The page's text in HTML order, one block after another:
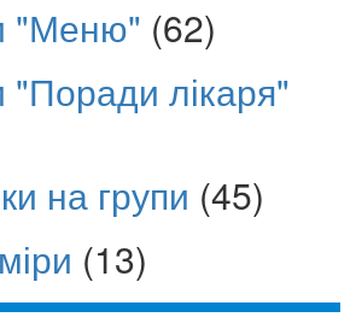
"Меню" (62)
лікаря"
на групи (45)
(13)